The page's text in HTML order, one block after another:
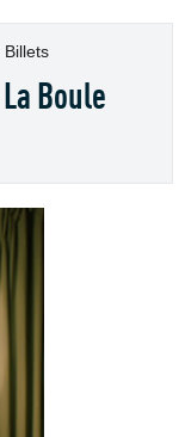
Boule